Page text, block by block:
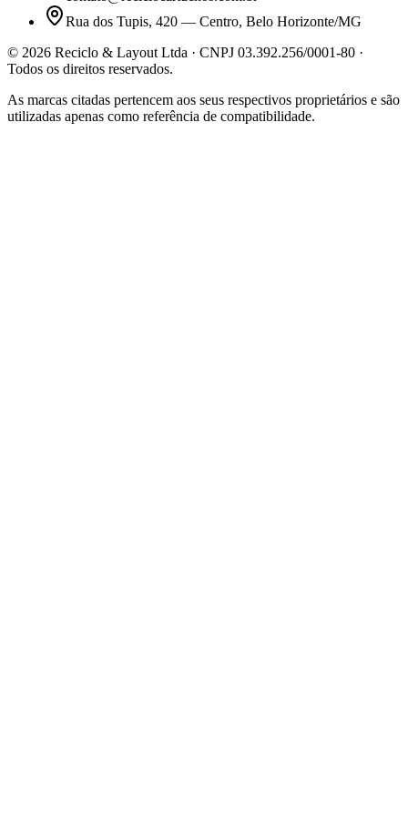
Rua dos Tupis, 420 — Centro, Belo Horizonte/MG
© 2026 Reciclo & Layout Ltda · CNPJ 03.392.256/0001-80 ·
Todos os direitos reservados.
As marcas citadas pertencem aos seus respectivos proprietários e são
utilizadas apenas como referência de compatibilidade.